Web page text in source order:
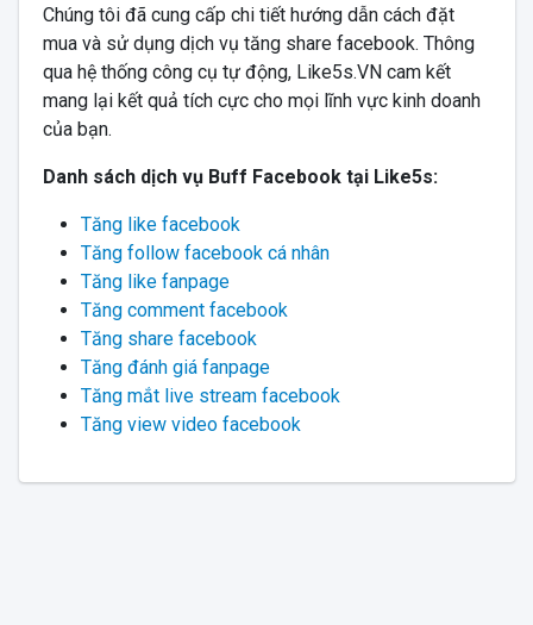
Chúng tôi đã cung cấp chi tiết hướng dẫn cách đặt
mua và sử dụng dịch vụ tăng share facebook. Thông
qua hệ thống công cụ tự động, Like5s.VN cam kết
mang lại kết quả tích cực cho mọi lĩnh vực kinh doanh
của bạn.
Danh sách dịch vụ Buff Facebook tại Like5s:
Tăng like facebook
Tăng follow facebook cá nhân
Tăng like fanpage
Tăng comment facebook
Tăng share facebook
Tăng đánh giá fanpage
Tăng mắt live stream facebook
Tăng view video facebook